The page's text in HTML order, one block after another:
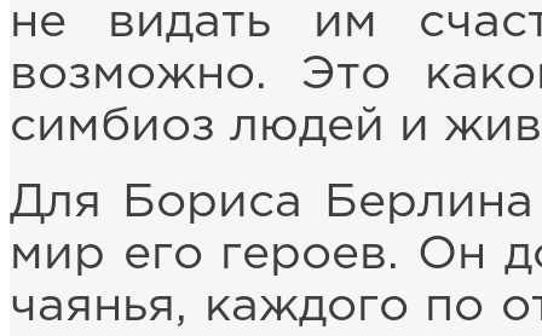
не видать им
возможно. Это
симбиоз людей и
Для Бориса
мир его героев. Он
чаянья, каждого по